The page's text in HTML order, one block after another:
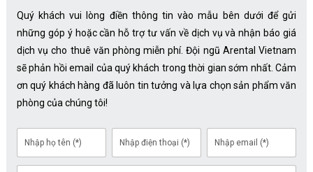
Quý khách vui lòng điền thông tin vào mẫu bên dưới để gửi
những góp ý hoặc cần hỗ trợ tư vấn về dịch vụ và nhận báo giá
dịch vụ cho thuê văn phòng miễn phí. Đội ngũ Arental Vietnam
sẽ phản hồi email của quý khách trong thời gian sớm nhất. Cảm
ơn quý khách hàng đã luôn tin tưởng và lựa chọn sản phẩm văn
phòng của chúng tôi!